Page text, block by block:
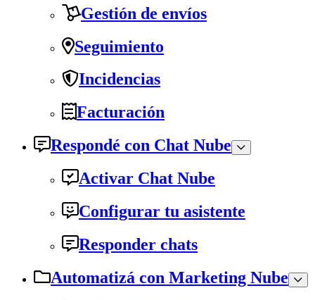
Gestión de envíos
Seguimiento
Incidencias
Facturación
Respondé con Chat Nube
Activar Chat Nube
Configurar tu asistente
Responder chats
Automatizá con Marketing Nube